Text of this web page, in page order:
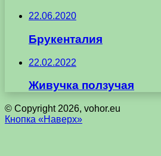
22.06.2020
Брукенталия
22.02.2022
Живучка ползучая
© Copyright 2026, vohor.eu
Кнопка «Наверх»